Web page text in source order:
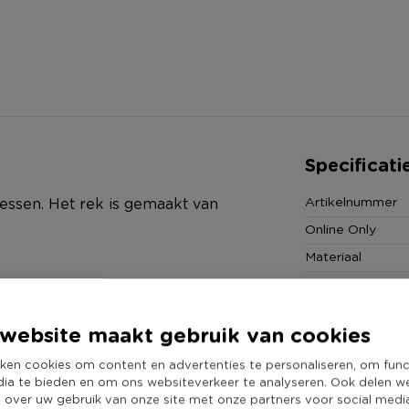
maakt gebruik van cookies
cookies om content en advertenties te personaliseren, om
te bieden en om ons websiteverkeer te analyseren. Ook delen
uw gebruik van onze site met onze partners voor social
Het rek is gemaakt van
Artikelnummer
Online Only
Materiaal
Kleur
Productlengte